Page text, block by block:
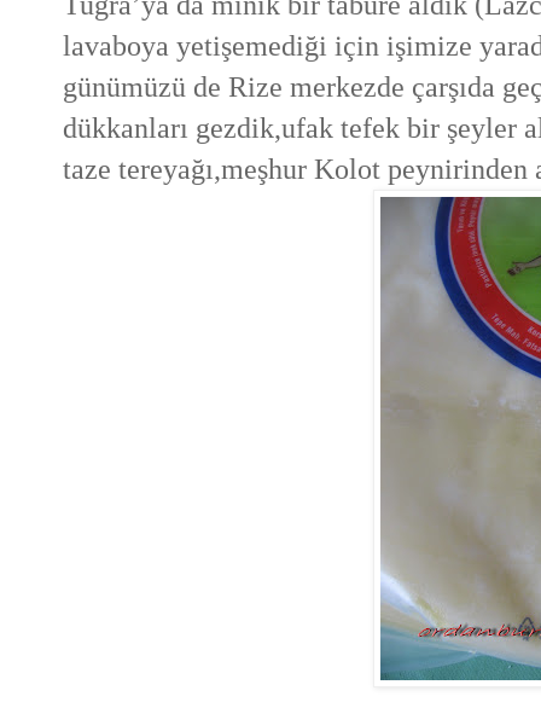
lavaboya yetişemediği için işimize
günümüzü de Rize merkezde çarşıda
dükkanları gezdik,ufak tefek bir şeyler
taze tereyağı,meşhur Kolot peynirinden